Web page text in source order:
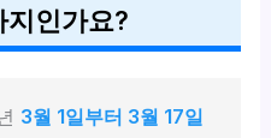
지인가요?
3월 1일부터 3월 17일